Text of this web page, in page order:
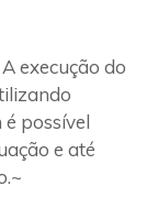
A execução do
possível
e até